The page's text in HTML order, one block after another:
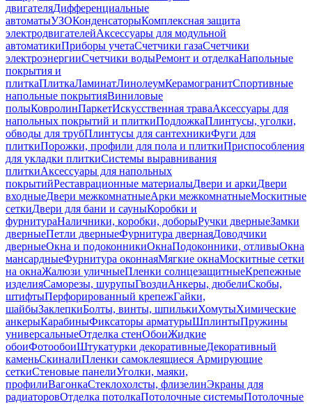
двигателяДифференциальные
автоматыУЗОКонденсаторыКомплексная защита
электродвигателейАксессуары для модульной
автоматикиПриборы учетаСчетчики газаСчетчики
электроэнергииСчетчики водыРемонт и отделкаНапольные
покрытия и
плиткаПлиткаЛаминатЛинолеумКерамогранитСпортивные
напольные покрытияВиниловые
полыКовролинПаркетИскусственная траваАксессуары для
напольных покрытий и плиткиПодложкаПлинтусы, уголки,
обводы для трубПлинтусы для сантехникиФуги для
плиткиПорожки, профили для пола и плиткиПриспособления
для укладки плиткиСистемы выравнивания
плиткиАксессуары для напольных
покрытийРеставрационные материалыДвери и аркиДвери
входныеДвери межкомнатныеАрки межкомнатныеМоскитные
сеткиДвери для бани и сауныКоробки и
фурнитураНаличники, коробки, доборыРучки дверныеЗамки
дверныеПетли дверныеФурнитура двернаяДоводчики
дверныеОкна и подоконникиОкнаПодоконники, отливыОкна
мансардныеФурнитура оконнаяМягкие окнаМоскитные сетки
на окнаЖалюзи уличныеПленки солнцезащитныеКрепежные
изделияСаморезы, шурупыГвоздиАнкеры, дюбелиСкобы,
штифтыПерфорированный крепежГайки,
шайбыЗаклепкиБолты, винты, шпилькиХомутыХимические
анкерыКарабиныФиксаторы арматурыШплинтыПружины
универсальныеОтделка стенОбоиЖидкие
обоиФотообоиШтукатурки декоративныеДекоративный
каменьСкиналиПленки самоклеящиеся Армирующие
сеткиСтеновые панелиУголки, маяки,
профилиВагонкаСтеклохолсты, флизелинЭкраны для
радиаторовОтделка потолкаПотолочные системыПотолочные